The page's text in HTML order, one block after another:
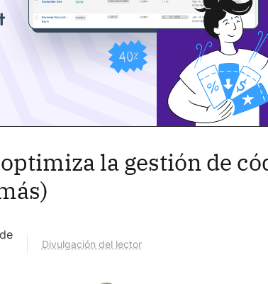
la gestión de
Divulgación del lector